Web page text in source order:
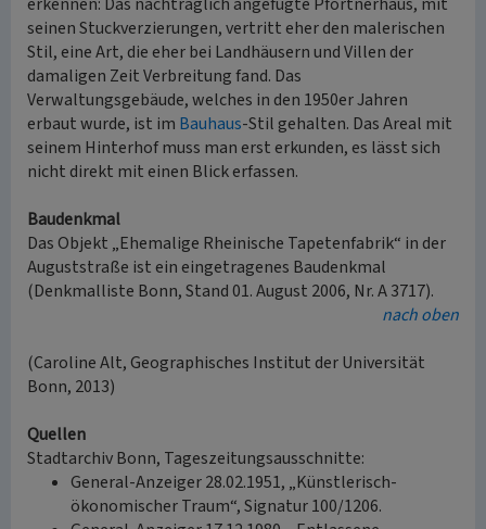
seinen Stuckverzierungen, vertritt eher den malerischen
Stil, eine Art, die eher bei Landhäusern und Villen der
damaligen Zeit Verbreitung fand. Das
Verwaltungsgebäude, welches in den 1950er Jahren
erbaut wurde, ist im Bauhaus-Stil gehalten. Das Areal mit
seinem Hinterhof muss man erst erkunden, es lässt sich
nicht direkt mit einen Blick erfassen.
Baudenkmal
Das Objekt „Ehemalige Rheinische Tapetenfabrik“ in der
Auguststraße ist ein eingetragenes Baudenkmal
(Denkmalliste Bonn, Stand 01. August 2006, Nr. A 3717).
nach oben
(Caroline Alt, Geographisches Institut der Universität
Bonn, 2013)
Quellen
Stadtarchiv Bonn, Tageszeitungsausschnitte:
General-Anzeiger 28.02.1951, „Künstlerisch-
ökonomischer Traum“, Signatur 100/1206.